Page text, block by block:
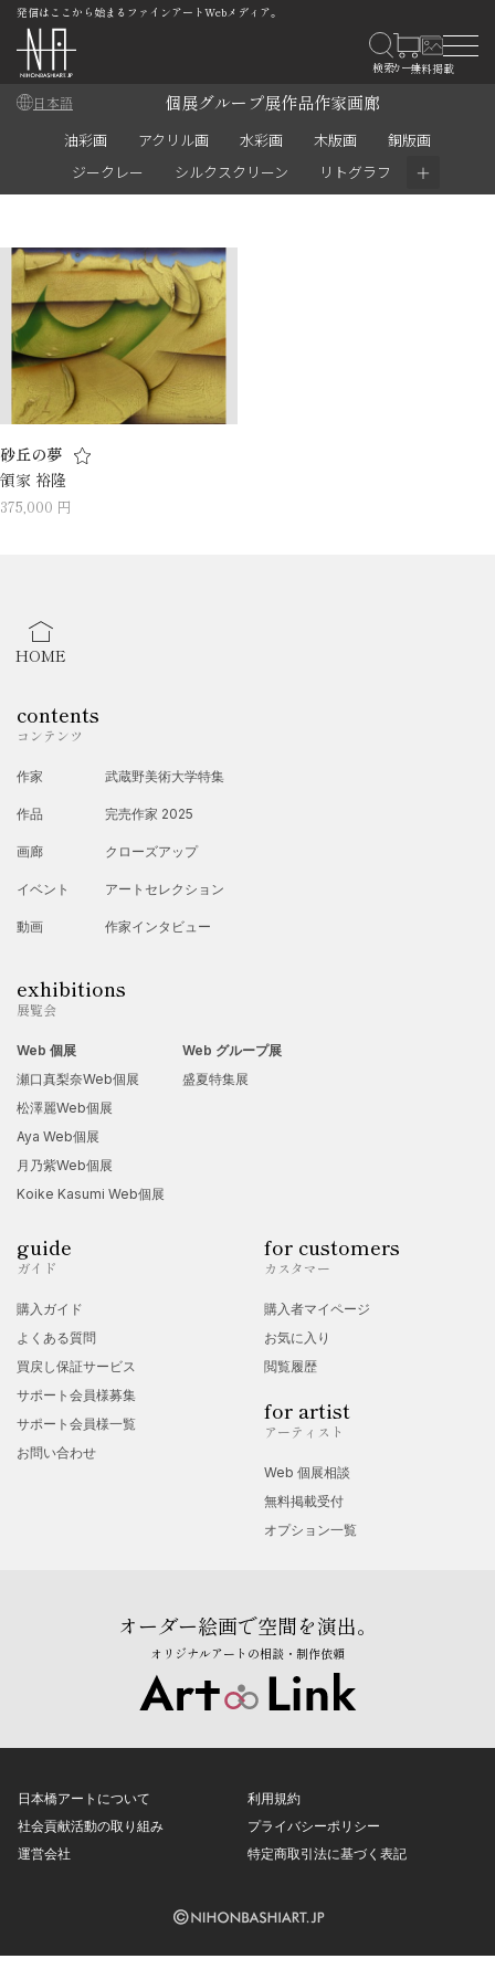
発信はここから始まるファインアートWebメディア。
日本語 個展グループ展作品作家画廊
油彩画 アクリル画 水彩画 木版画
銅版画
ジークレー
シルクスクリーン リトグラフ ＋
砂丘の夢
領家 裕隆
375,000 円
HOME
contents
コンテンツ
作家
作品
画廊
イベント
動画
武蔵野美術大学特集
完売作家 2025
クローズアップ
アートセレクション
作家インタビュー
exhibitions
展覧会
Web 個展
瀬口真梨奈Web個展
松澤麗Web個展
Aya Web個展
月乃紫Web個展
Koike Kasumi Web個展
Web グループ展
盛夏特集展
guide
ガイド
購入ガイド
よくある質問
買戻し保証サービス
サポート会員様募集
サポート会員様一覧
お問い合わせ
for customers
カスタマー
購入者マイページ
お気に入り
閲覧履歴
for artist
アーティスト
Web 個展相談
無料掲載受付
オプション一覧
オーダー絵画で空間を演出。
オリジナルアートの相談・制作依頼
日本橋アートについて
社会貢献活動の取り組み
運営会社
利用規約
プライバシーポリシー
特定商取引法に基づく表記